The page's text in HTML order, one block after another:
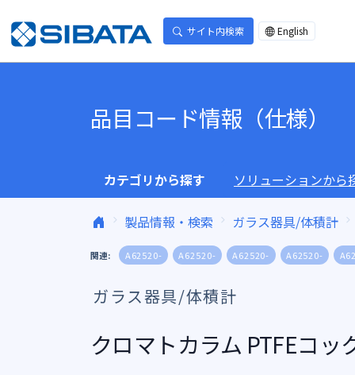
サイト内検索 English
品目コード情報（仕様）
カテゴリから探す ソリューションから
製品情報・検索 ガラス器具/体積計
関連: A62520- A62520- A62520- A62520-
ガラス器具/体積計
クロマトカラム PTFEコ